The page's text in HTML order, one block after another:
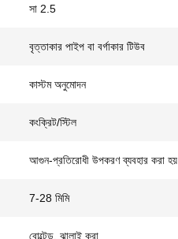
সা 2.5
বৃত্তাকার পাইপ বা বর্গাকার টিউব
কাস্টম অনুমোদন
কংক্রিট/স্টিল
আগুন-প্রতিরোধী উপকরণ ব্যবহার করা হয়
7-28 মিমি
বোল্টেড, ঝালাই করা